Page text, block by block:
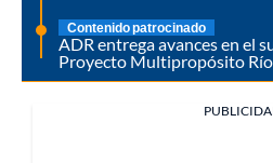
Contenido patrocinado
ADR entrega avances en el
Proyecto Multipropósito Río